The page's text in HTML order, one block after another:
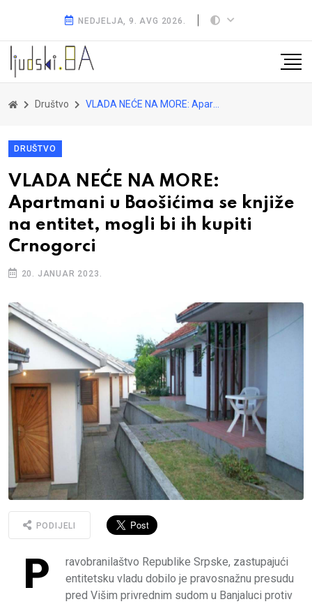
NEDJELJA, 9. AVG 2026.
Društvo VLADA NEĆE NA MORE: Apartmani u Baošićima se knjiže na entitet, mogli bi ih kupiti Crnogorci
DRUŠTVO
VLADA NEĆE NA MORE:
Apartmani u Baošićima se knjiže
na entitet, mogli bi ih kupiti
Crnogorci
20. JANUAR 2023.
PODIJELI
P
ravobranilaštvo Republike Srpske, zastupajući
entitetsku vladu dobilo je pravosnažnu presudu
pred Višim privrednim sudom u Banjaluci protiv